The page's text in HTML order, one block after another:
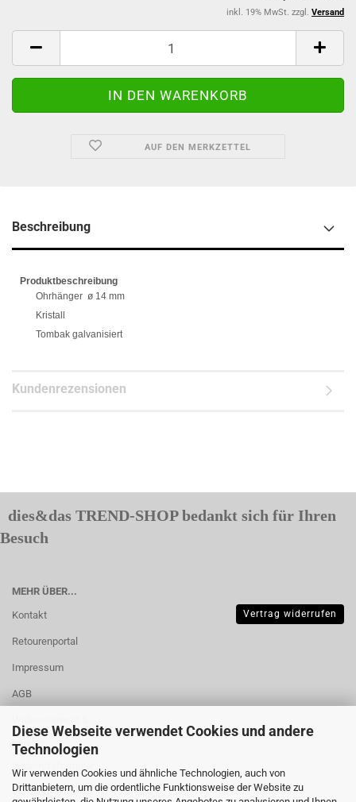
Diese Webseite verwendet Cookies und andere
Technologien
Wir verwenden Cookies und ähnliche Technologien, auch von
Drittanbietern, um die ordentliche Funktionsweise der Website zu
inkl. 19% MwSt. zzgl. Versand
AUF DEN MERKZETTEL
Beschreibung
Produktbeschreibung
Ohrhänger ø 14 mm
Kristall
Tombak galvanisiert
Kundenrezensionen
dies&das TREND-SHOP bedankt sich für Ihren
Besuch
MEHR ÜBER...
Kontakt
Retourenportal
Impressum
AGB
Muster-
Widerrufsformular
Versand- &
Vertrag widerrufen